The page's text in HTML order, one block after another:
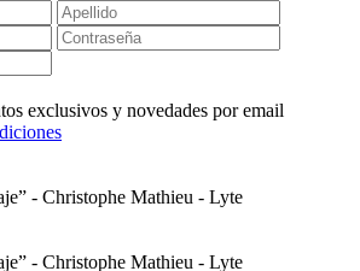
exclusivos y novedades por email